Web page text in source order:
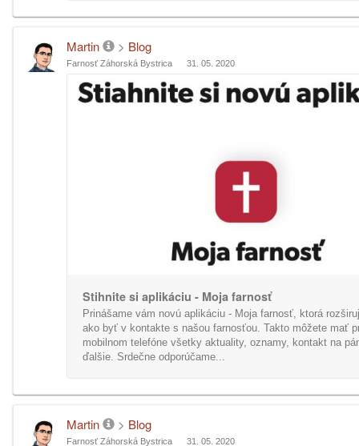
Martin > Blog
Farnosť Záhorská Bystrica 31. 05. 2020
Stihnite si aplikáciu - Moja farnosť
Prinášame vám novú aplikáciu - Moja farnosť, ktorá
ako byť v kontakte s našou farnosťou. Takto môžete mať
mobilnom telefóne všetky aktuality, oznamy, kontakt na
ďalšie. Srdečne odporúčame...
Martin > Blog
Farnosť Záhorská Bystrica 31. 05. 2020